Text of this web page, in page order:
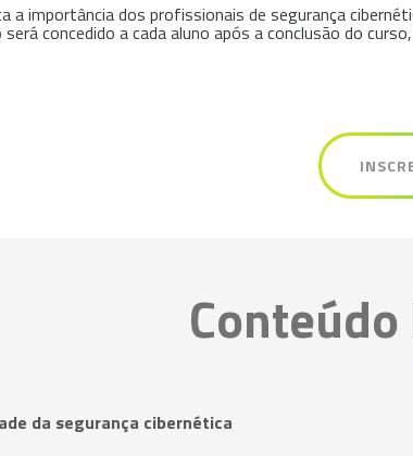
a importância dos profissionais de segurança
concedido a cada aluno após a conclusão do
da segurança cibernética